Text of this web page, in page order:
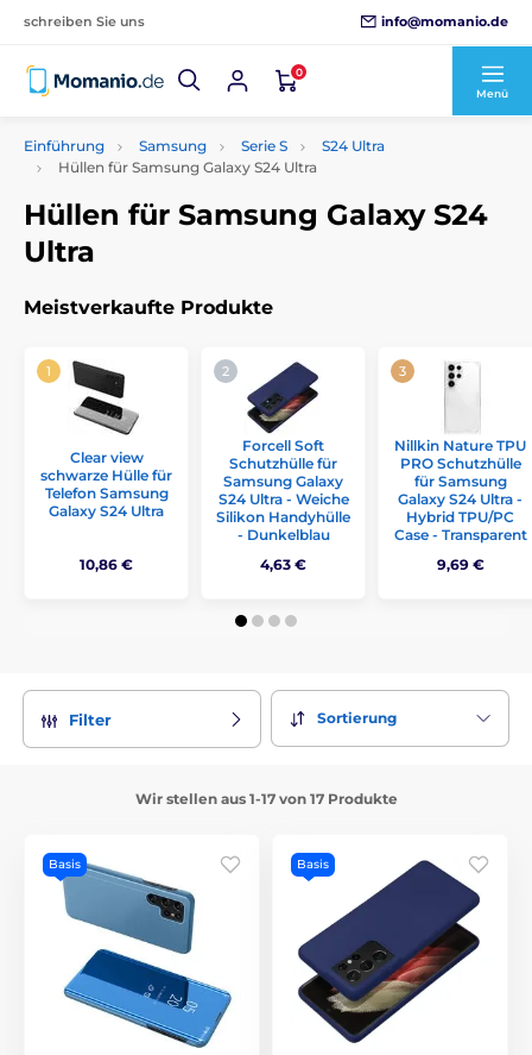
schreiben Sie uns info@momanio.de
0
Menü
Einführung Samsung Serie S
S24 Ultra
Hüllen für Samsung Galaxy S24 Ultra
Hüllen für Samsung Galaxy S24
Ultra
Meistverkaufte Produkte
Clear view
schwarze Hülle für
Telefon Samsung
Galaxy S24 Ultra
10,86 €
Forcell Soft
Schutzhülle für
Samsung Galaxy
S24 Ultra - Weiche
Silikon Handyhülle
- Dunkelblau
4,63 €
Nillkin Nature TPU
PRO Schutzhülle
für Samsung
Galaxy S24 Ultra -
Hybrid TPU/PC
Case - Transparent
9,69 €
Filter Sortierung
Wir stellen aus 1-17 von 17 Produkte
Basis Basis